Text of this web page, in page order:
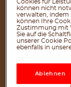
100
Cookies für
können nicht
verwalten, indem
können Ihre
Zustimmung mit
Sie auf die
unserer Cookie
ebenfalls in
Ablehnen